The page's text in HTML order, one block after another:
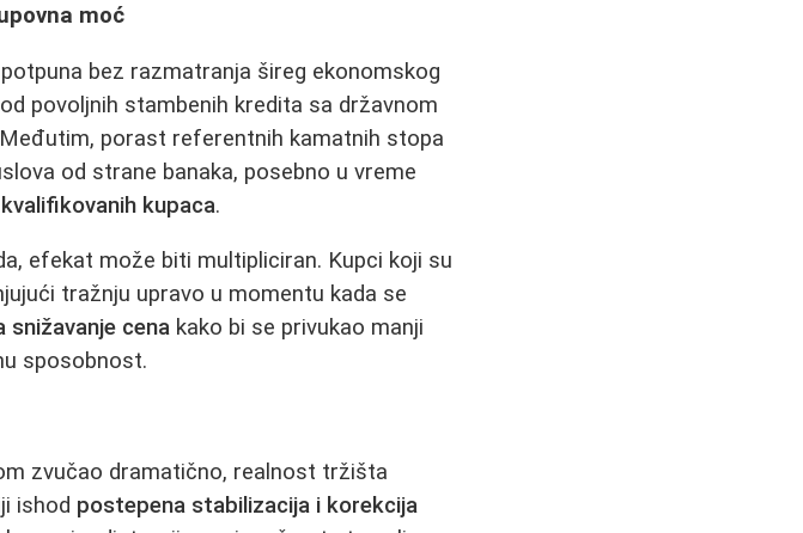
moć
bez razmatranja šireg ekonomskog
povoljnih stambenih kredita sa državnom
porast referentnih kamatnih stopa
od strane banaka, posebno u vreme
kupaca.
efekat može biti multipliciran. Kupci koji su
tražnju upravo u momentu kada se
snižavanje cena kako bi se privukao manji
sposobnost.
zvučao dramatično, realnost tržišta
ishod postepena stabilizacija i korekcija